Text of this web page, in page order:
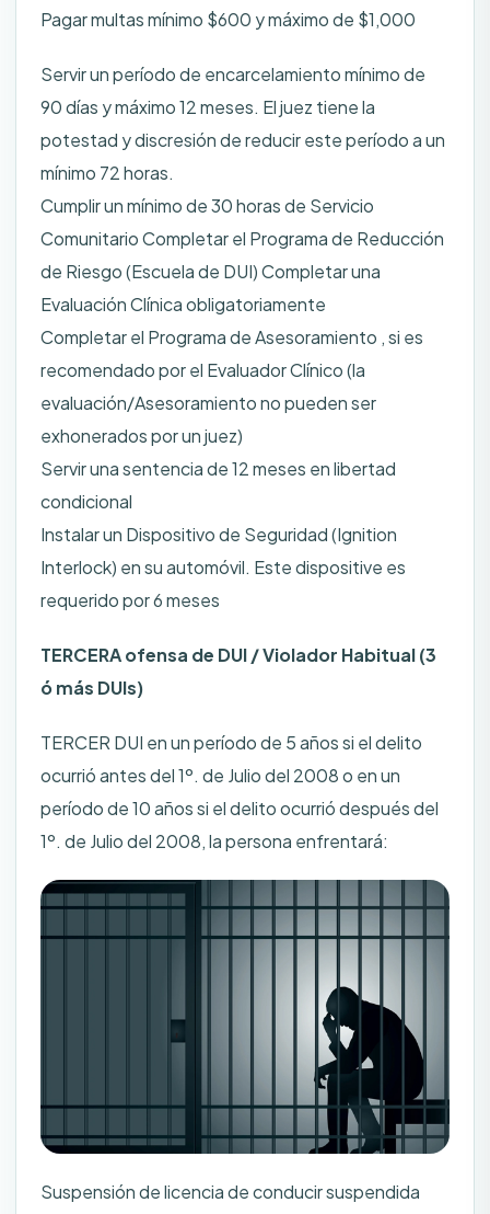
Pagar multas mínimo $600 y máximo de $1,000
Servir un período de encarcelamiento mínimo de
90 días y máximo 12 meses. El juez tiene la
potestad y discresión de reducir este período a un
mínimo 72 horas.
Cumplir un mínimo de 30 horas de Servicio
Comunitario Completar el Programa de Reducción
de Riesgo (Escuela de DUI) Completar una
Evaluación Clínica obligatoriamente
Completar el Programa de Asesoramiento , si es
recomendado por el Evaluador Clínico (la
evaluación/Asesoramiento no pueden ser
exhonerados por un juez)
Servir una sentencia de 12 meses en libertad
condicional
Instalar un Dispositivo de Seguridad (Ignition
Interlock) en su automóvil. Este dispositive es
requerido por 6 meses
TERCERA ofensa de DUI / Violador Habitual (3
ó más DUIs)
TERCER DUI en un período de 5 años si el delito
ocurrió antes del 1º. de Julio del 2008 o en un
período de 10 años si el delito ocurrió después del
1º. de Julio del 2008, la persona enfrentará:
Suspensión de licencia de conducir suspendida